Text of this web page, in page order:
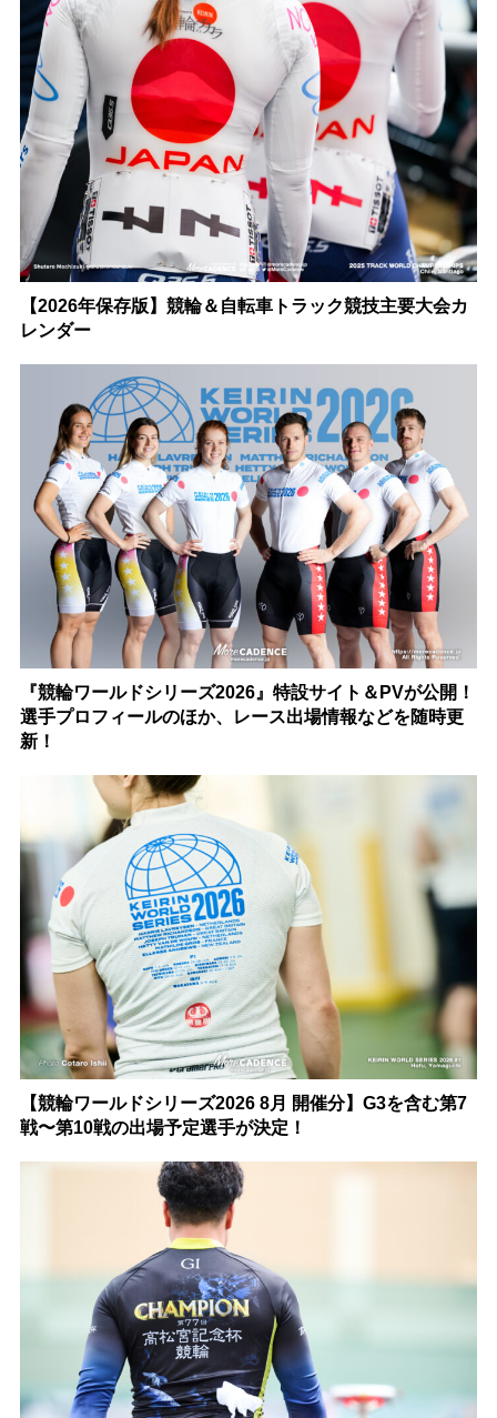
【2026年保存版】競輪＆自転車トラック競技主要大会カ
レンダー
『競輪ワールドシリーズ2026』特設サイト＆PVが公開！
選手プロフィールのほか、レース出場情報などを随時更
新！
【競輪ワールドシリーズ2026 8月 開催分】G3を含む第7
戦〜第10戦の出場予定選手が決定！